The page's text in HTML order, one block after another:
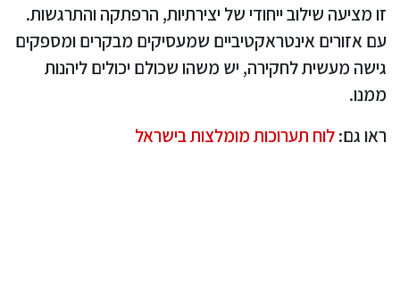
זו מציעה שילוב ייחודי של יצירתיות, הרפתקה והתרגשות.
עם אזורים אינטראקטיביים שמעסיקים מבקרים ומספקים
גישה מעשית לחקירה, יש משהו שכולם יכולים ליהנות
ממנו.
ראו גם:לוח תערוכות מומלצות בישראל